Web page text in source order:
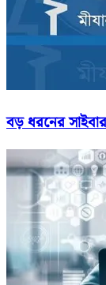
বড় ধরনের